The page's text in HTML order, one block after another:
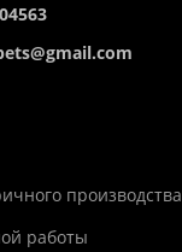
производства
работы